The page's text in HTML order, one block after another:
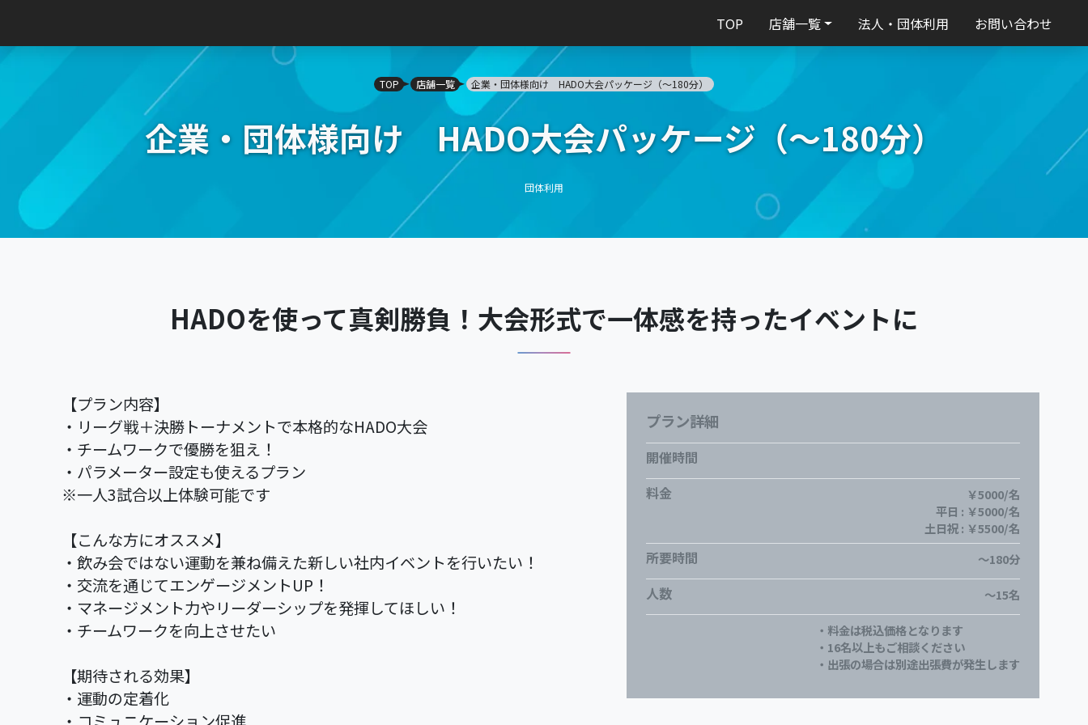
Main Navigation TOP 店舗一覧 法人・団体利用 お問い合わせ
TOP 店舗一覧 企業・団体様向け HADO大会パッケージ（～180分）
企業・団体様向け HADO大会パッケージ（～180分）
団体利用
HADOを使って真剣勝負！大会形式で一体感を持ったイベントに
【プラン内容】
・リーグ戦＋決勝トーナメントで本格的なHADO大会
・チームワークで優勝を狙え！
・パラメーター設定も使えるプラン
※一人3試合以上体験可能です
【こんな方にオススメ】
・飲み会ではない運動を兼ね備えた新しい社内イベントを行いたい！
・交流を通じてエンゲージメントUP！
・マネージメント力やリーダーシップを発揮してほしい！
・チームワークを向上させたい
【期待される効果】
・運動の定着化
プラン詳細
開催時間
料金
￥5000/名
平日 : ￥5000/名
土日祝 : ￥5500/名
所要時間 ～180分
人数 ～15名
・料金は税込価格となります
・16名以上もご相談ください
・出張の場合は別途出張費が発生します